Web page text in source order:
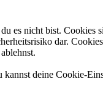
es nicht bist. Cookies
dar.
deine Cookie-